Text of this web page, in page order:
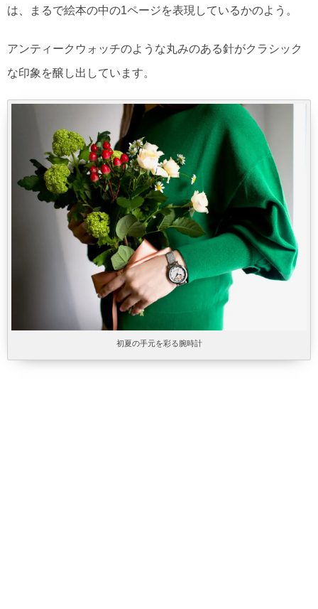
は、まるで絵本の中の1ページを表現しているかのよう。
アンティークウォッチのような丸みのある針がクラシック
な印象を醸し出しています。
初夏の手元を彩る腕時計